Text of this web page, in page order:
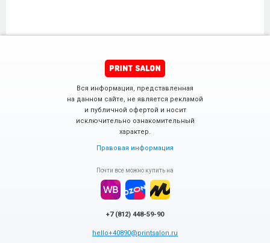
Вся информация, представленная
на данном сайте, не является рекламой
и публичной офертой и носит
исключительно ознакомительный
характер.
Правовая информация
Почти все можно купить на
+7 (812) 448-59-90
hello+40890@printsalon.ru